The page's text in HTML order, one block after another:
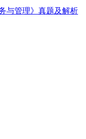
与管理》真题及解析